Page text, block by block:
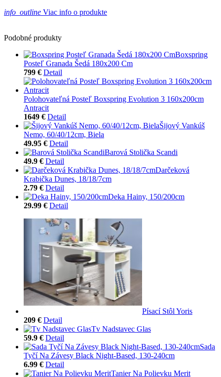
info_outline Viac info o produkte
Podobné produkty
Boxspring
Posteľ Granada Šedá 180x200 Cm
799 € Detail
Polohovateľná Posteľ Boxspring Evolution 3 160x200cm
Antracit
1649 € Detail
Šijový Vankúš
Nemo, 60/40/12cm, Biela
49.95 € Detail
Barová Stolička Scandi
49.9 € Detail
Darčeková
Krabička Dunes, 18/18/7cm
2.79 € Detail
Deka Hainy, 150/200cm
29.99 € Detail
Písací Stôl Yoris
209 € Detail
Tv Nadstavec Glas
59.9 € Detail
Sada
Tyčí Na Závesy Black Night-Based, 130-240cm
6.99 € Detail
Tanier Na Polievku Merit